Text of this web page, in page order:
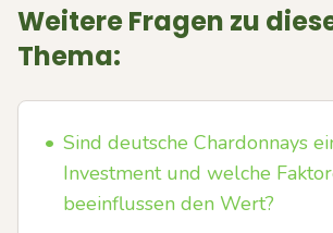
Weitere Fragen zu
Thema:
• Sind deutsche Chardonnays
Investment und welche
beeinflussen den Wert?